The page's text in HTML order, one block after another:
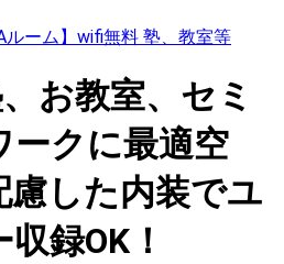
ルーム】wifi無料 塾、教室等
お教室、セミ
ークに最適空
した内装でユ
録OK！